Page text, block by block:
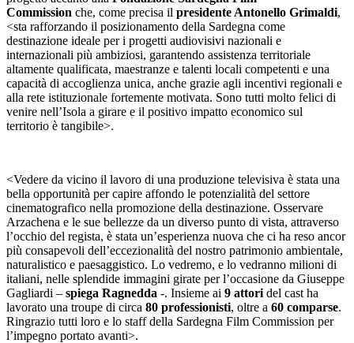
Commission che, come precisa il presidente Antonello Grimaldi,
<sta rafforzando il posizionamento della Sardegna come
destinazione ideale per i progetti audiovisivi nazionali e
internazionali più ambiziosi, garantendo assistenza territoriale
altamente qualificata, maestranze e talenti locali competenti e una
capacità di accoglienza unica, anche grazie agli incentivi regionali e
alla rete istituzionale fortemente motivata. Sono tutti molto felici di
venire nell’Isola a girare e il positivo impatto economico sul
territorio è tangibile>.
<Vedere da vicino il lavoro di una produzione televisiva è stata una
bella opportunità per capire affondo le potenzialità del settore
cinematografico nella promozione della destinazione. Osservare
Arzachena e le sue bellezze da un diverso punto di vista, attraverso
l’occhio del regista, è stata un’esperienza nuova che ci ha reso ancor
più consapevoli dell’eccezionalità del nostro patrimonio ambientale,
naturalistico e paesaggistico. Lo vedremo, e lo vedranno milioni di
italiani, nelle splendide immagini girate per l’occasione da Giuseppe
Gagliardi – spiega Ragnedda -. Insieme ai 9 attori del cast ha
lavorato una troupe di circa 80 professionisti, oltre a 60 comparse.
Ringrazio tutti loro e lo staff della Sardegna Film Commission per
l’impegno portato avanti>.